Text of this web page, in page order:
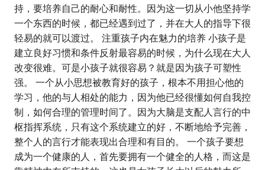
持，要培养自己的耐心和耐性。因为这一切从小他坚持学
一个东西的时候，都已经遇到过了，并在大人的指导下很
轻易的就可以渡过。 注重孩子内在魅力的培养 小孩子是
建立良好习惯和条件反射最容易的时候，为什么现在大人
改变很难。可是小孩子就很容易？就是因为孩子可塑性
强。 一个从小思想被教育好的孩子，根本不用担心他的
学习，他的与人相处的能力，因为他已经很懂如何自我控
制，如何合理的管理时间了。因为大脑是支配人言行的中
枢指挥系统，只有这个系统建立的好，不断地给予完善，
整个人的言行才能表现出合理和有目的。 一个孩子要想
成为一个健康的人，首先要拥有一个健全的人格，而这是